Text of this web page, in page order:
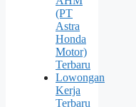
(PT
Astra
Honda
Motor)
Terbaru
Lowongan
Kerja
Terbaru